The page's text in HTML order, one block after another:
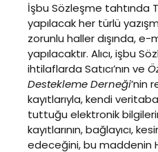
İşbu Sözleşme tahtında
yapılacak her türlü
zorunlu haller dışında, e-
yapılacaktır. Alıcı, işbu
ihtilaflarda Satıcı’nın ve
Destekleme Derneği’nin
kayıtlarıyla, kendi
tuttuğu elektronik
kayıtlarının, bağlayıcı,
edeceğini, bu maddenin